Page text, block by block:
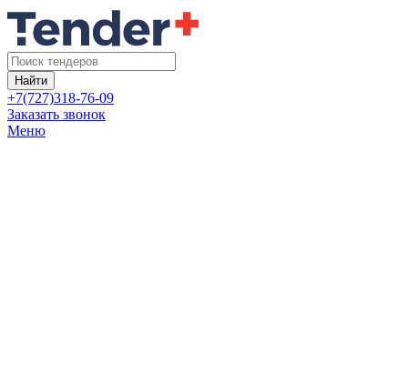
Найти
+7(727)318-76-09
Заказать звонок
Меню